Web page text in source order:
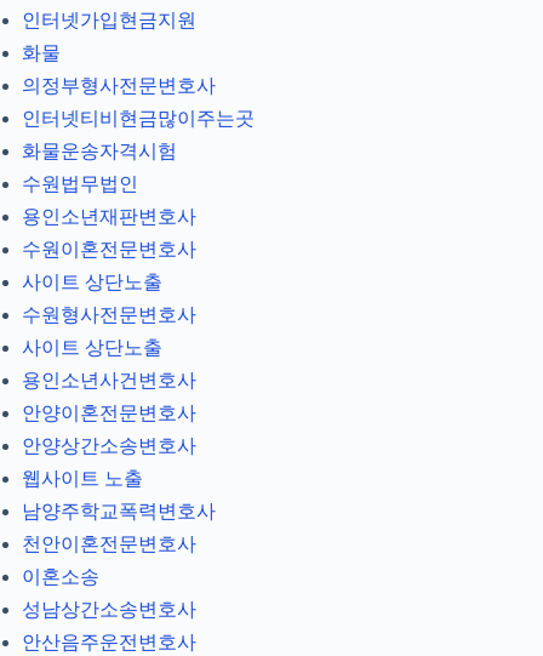
인터넷가입현금지원
화물
의정부형사전문변호사
인터넷티비현금많이주는곳
화물운송자격시험
수원법무법인
용인소년재판변호사
수원이혼전문변호사
사이트 상단노출
수원형사전문변호사
사이트 상단노출
용인소년사건변호사
안양이혼전문변호사
안양상간소송변호사
웹사이트 노출
남양주학교폭력변호사
천안이혼전문변호사
이혼소송
성남상간소송변호사
안산음주운전변호사